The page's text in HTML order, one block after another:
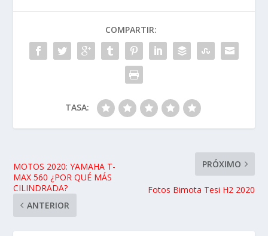
COMPARTIR:
TASA:
MOTOS 2020: YAMAHA T-
MAX 560 ¿POR QUÉ MÁS
CILINDRADA?
ANTERIOR
PRÓXIMO
Fotos Bimota Tesi H2 2020